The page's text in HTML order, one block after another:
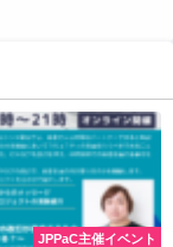
JPPaC主催イベント